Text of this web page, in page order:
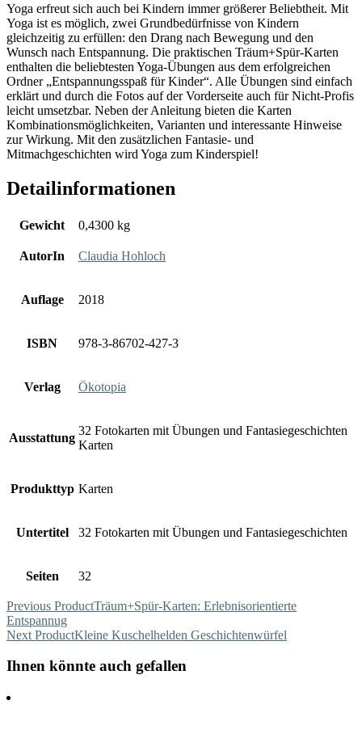
Yoga erfreut sich auch bei Kindern immer größerer Beliebtheit. Mit
Yoga ist es möglich, zwei Grundbedürfnisse von Kindern
gleichzeitig zu erfüllen: den Drang nach Bewegung und den
Wunsch nach Entspannung. Die praktischen Träum+Spür-Karten
enthalten die beliebtesten Yoga-Übungen aus dem erfolgreichen
Ordner „Entspannungsspaß für Kinder“. Alle Übungen sind einfach
erklärt und durch die Fotos auf der Vorderseite auch für Nicht-Profis
leicht umsetzbar. Neben der Anleitung bieten die Karten
Kombinationsmöglichkeiten, Varianten und interessante Hinweise
zur Wirkung. Mit den zusätzlichen Fantasie- und
Mitmachgeschichten wird Yoga zum Kinderspiel!
Detailinformationen
Gewicht 0,4300 kg
AutorIn Claudia Hohloch
Auflage 2018
ISBN 978-3-86702-427-3
Verlag Ökotopia
Ausstattung
32 Fotokarten mit Übungen und Fantasiegeschichten
Karten
Produkttyp Karten
Untertitel 32 Fotokarten mit Übungen und Fantasiegeschichten
Seiten 32
Previous ProductTräum+Spür-Karten: Erlebnisorientierte
Entspannug
Next ProductKleine Kuschelhelden Geschichtenwürfel
Ihnen könnte auch gefallen